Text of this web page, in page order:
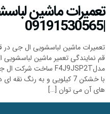
تعمیرات ماشین
|09191530565
تعمیرات ماشین لباسشویی ال جی
قم نمایندگی تعمیر ماشین
با خشکن 7 کیلویی و به رنگ
های آن می توان […]